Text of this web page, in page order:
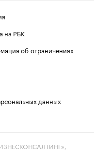
на РБК
об ограничениях
данных